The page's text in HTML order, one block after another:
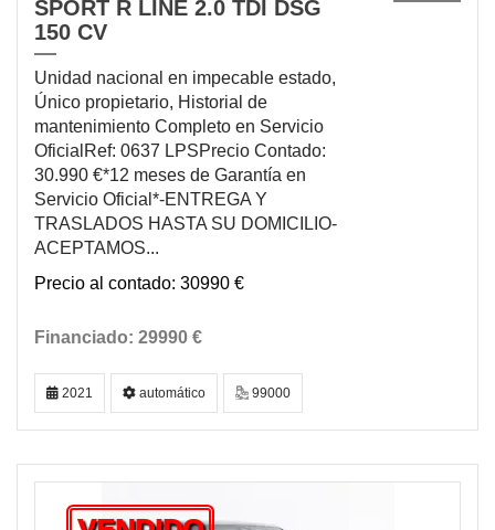
SPORT R LINE 2.0 TDI DSG
150 CV
Unidad nacional en impecable estado,
Único propietario, Historial de
mantenimiento Completo en Servicio
OficialRef: 0637 LPSPrecio Contado:
30.990 €*12 meses de Garantía en
Servicio Oficial*-ENTREGA Y
TRASLADOS HASTA SU DOMICILIO-
ACEPTAMOS...
30990 €
29990 €
2021 automático 99000